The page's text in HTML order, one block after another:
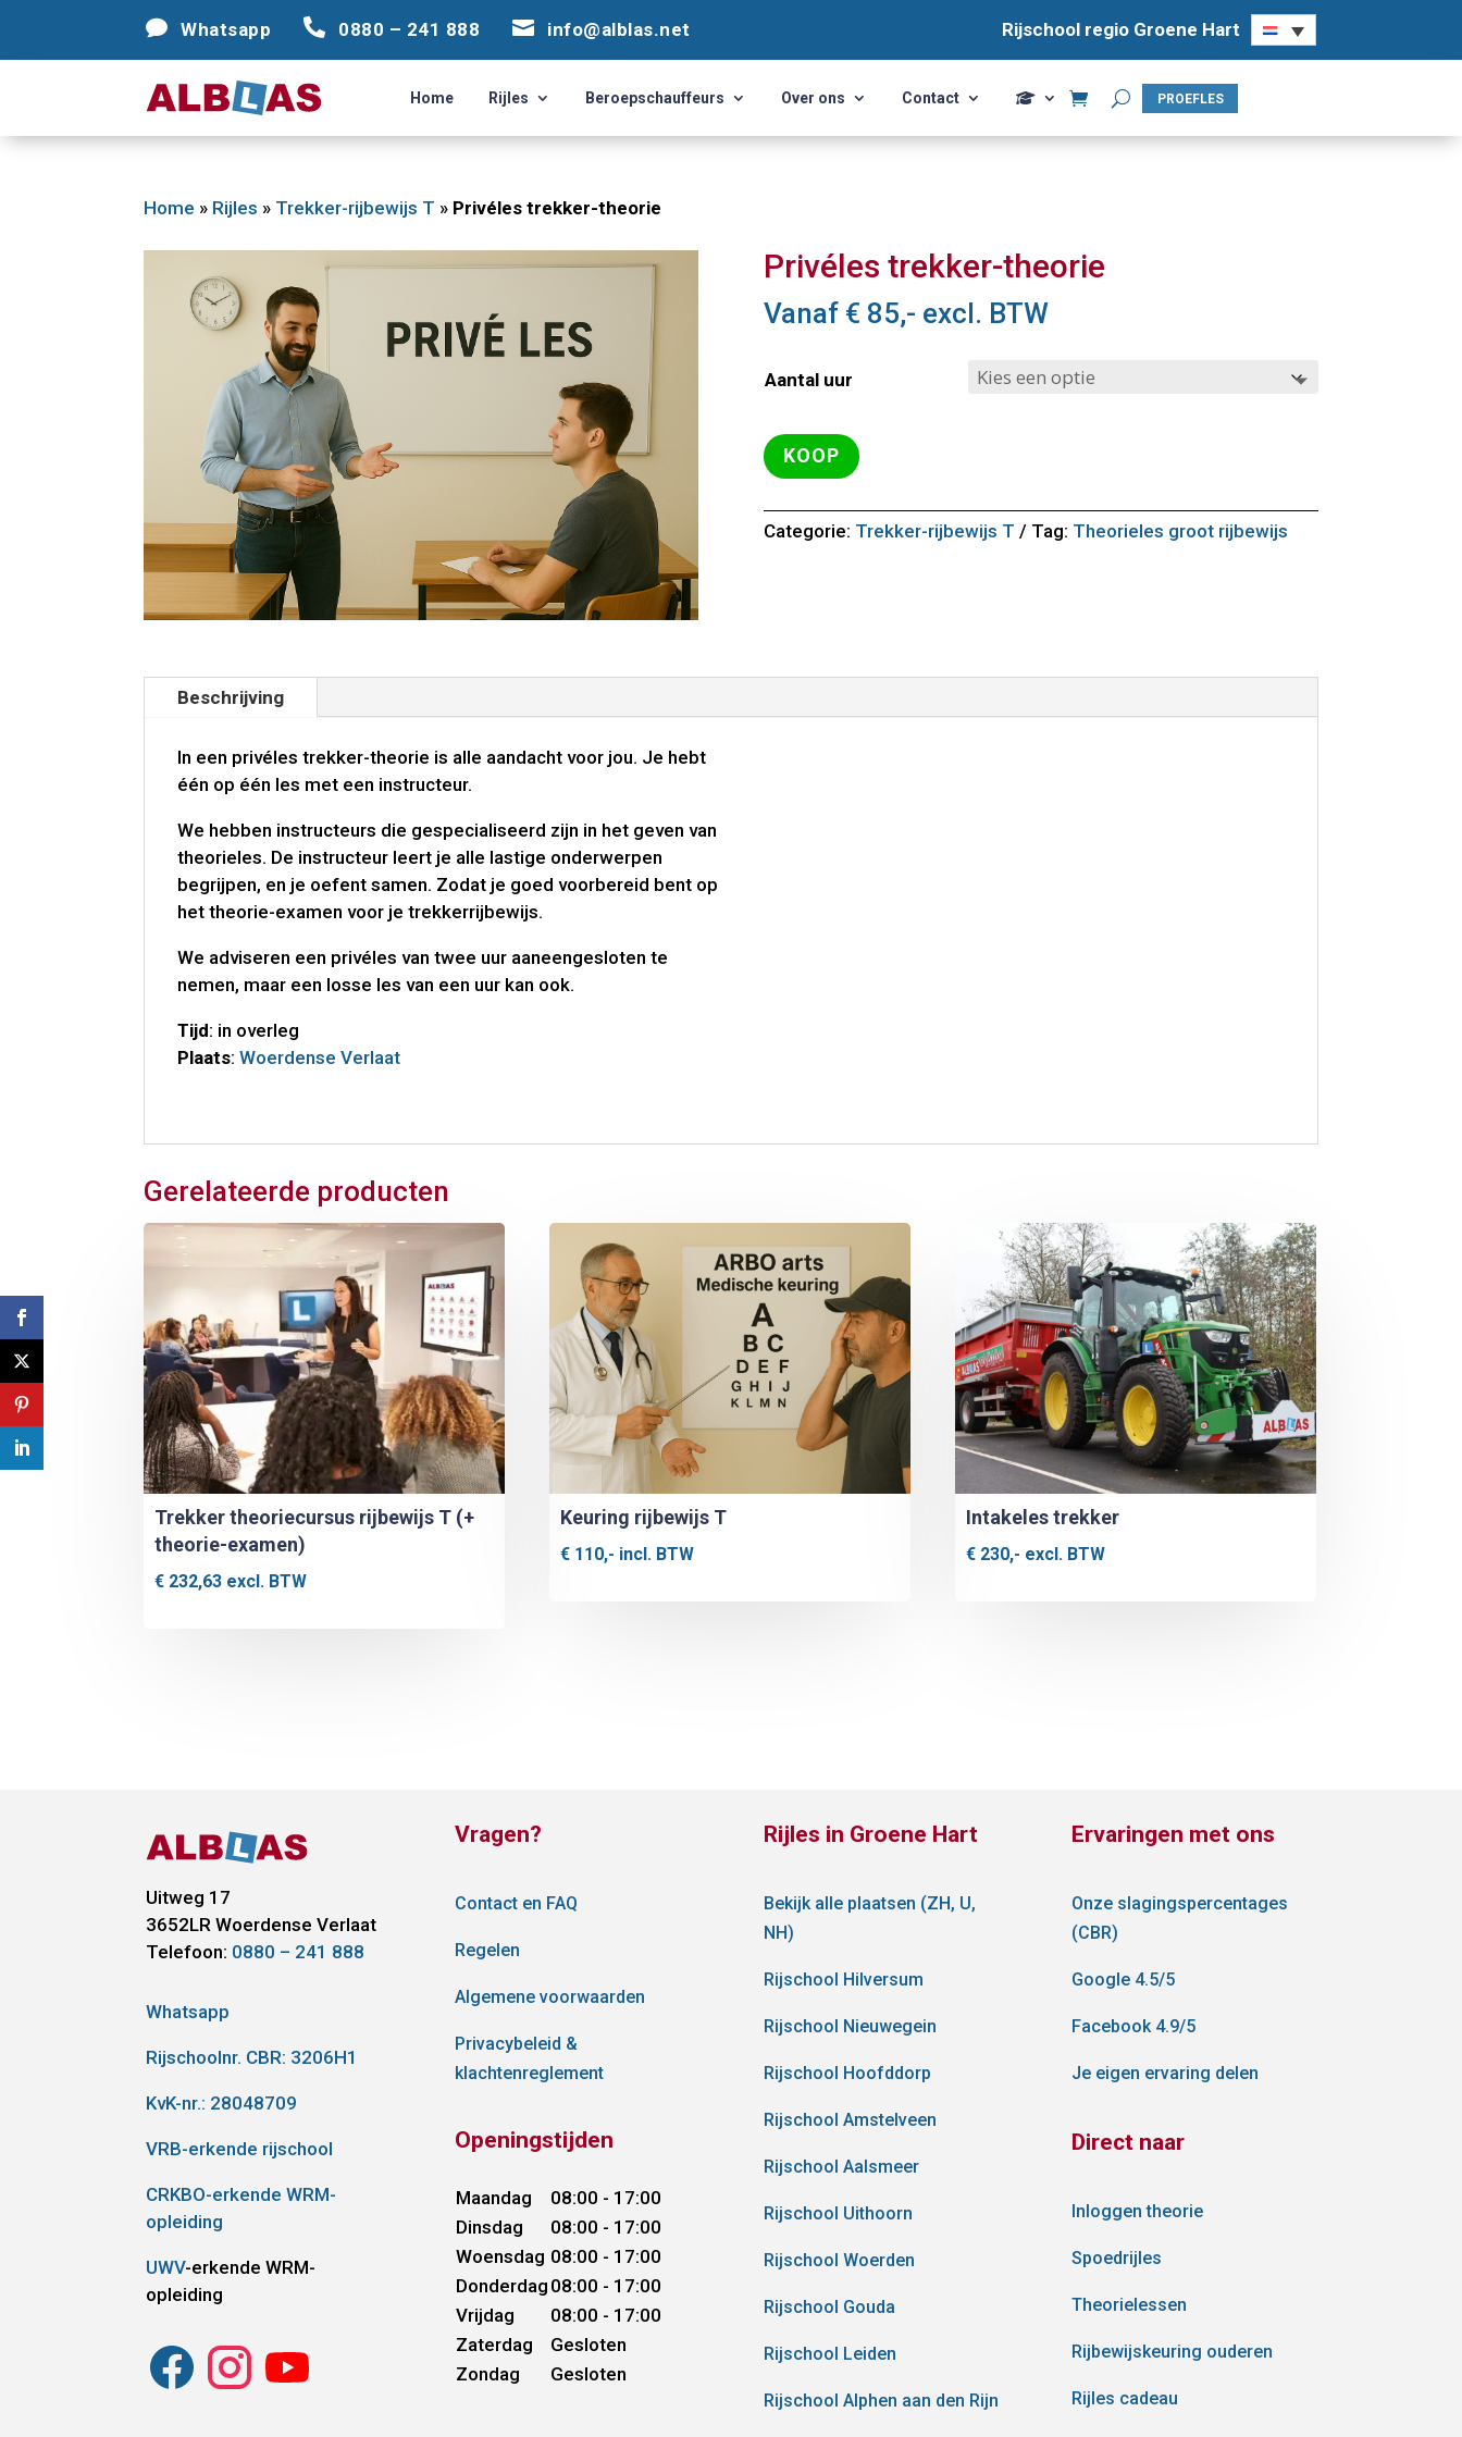
 Whatsapp  0880 – 241 888  info@alblas.net Rijschool regio Groene Hart
 Whatsapp  0880 – 241 888  info@alblas.net Rijschool regio Groene Hart
Home Rijles Beroepschauffeurs Over ons Contact PROEFLES
Home Rijles Beroepschauffeurs Over ons Contact PROEFLES
Home » Rijles » Trekker-rijbewijs T » Privéles trekker-theorie
Privéles trekker-theorie
Vanaf € 85,- excl. BTW
Aantal uur
KOOP
Categorie: Trekker-rijbewijs T Tag: Theorieles groot rijbewijs
Beschrijving
In een privéles trekker-theorie is alle aandacht voor jou. Je hebt
één op één les met een instructeur.
We hebben instructeurs die gespecialiseerd zijn in het geven van
theorieles. De instructeur leert je alle lastige onderwerpen
begrijpen, en je oefent samen. Zodat je goed voorbereid bent op
het theorie-examen voor je trekkerrijbewijs.
We adviseren een privéles van twee uur aaneengesloten te
nemen, maar een losse les van een uur kan ook.
Tijd: in overleg
Plaats: Woerdense Verlaat
Gerelateerde producten
Trekker theoriecursus rijbewijs T (+
theorie-examen)
€ 232,63 excl. BTW
Keuring rijbewijs T
€ 110,- incl. BTW
Intakeles trekker
€ 230,- excl. BTW
Uitweg 17
3652LR Woerdense Verlaat
Telefoon: 0880 – 241 888
Whatsapp
Rijschoolnr. CBR: 3206H1
KvK-nr.: 28048709
VRB-erkende rijschool
CRKBO-erkende WRM-
opleiding
UWV-erkende WRM-
opleiding
Vragen?
Contact en FAQ
Regelen
Algemene voorwaarden
Privacybeleid &
klachtenreglement
Openingstijden
Maandag
08:00 - 17:00
Dinsdag
08:00 - 17:00
Woensdag 08:00 - 17:00
Donderdag 08:00 - 17:00
Vrijdag
08:00 - 17:00
Zaterdag
Gesloten
Zondag
Gesloten
Rijles in Groene Hart
Bekijk alle plaatsen (ZH, U,
NH)
Rijschool Hilversum
Rijschool Nieuwegein
Rijschool Hoofddorp
Rijschool Amstelveen
Rijschool Aalsmeer
Rijschool Uithoorn
Rijschool Woerden
Rijschool Gouda
Rijschool Leiden
Rijschool Alphen aan den Rijn
Ervaringen met ons
Onze slagingspercentages
(CBR)
Google 4.5/5
Facebook 4.9/5
Je eigen ervaring delen
Direct naar
Inloggen theorie
Spoedrijles
Theorielessen
Rijbewijskeuring ouderen
Rijles cadeau